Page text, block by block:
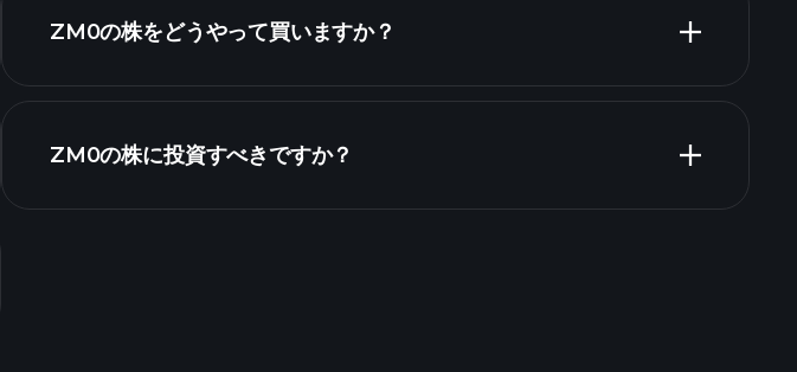
ZM0の株をどうやって買いますか？
Playtrade Tournaments
ZM0の株に投資すべきですか？